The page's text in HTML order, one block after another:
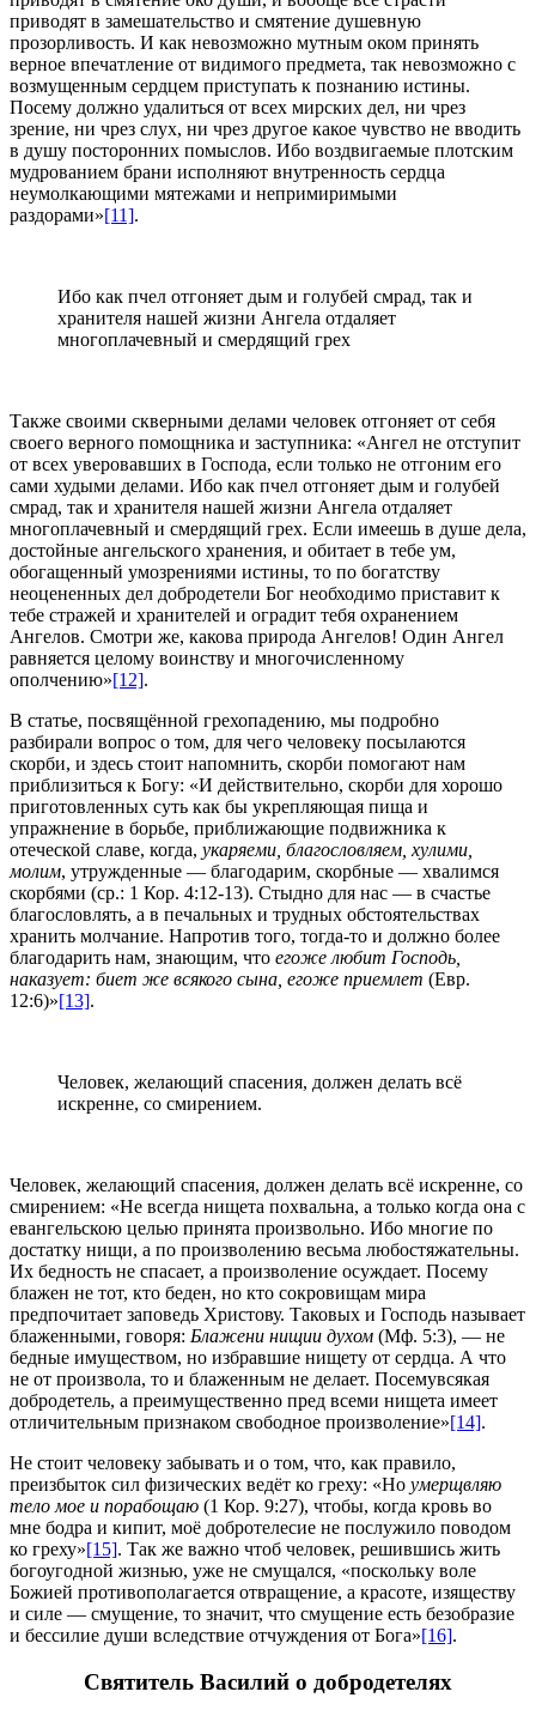
приводят в замешательство и смятение душевную
прозорливость. И как невозможно мутным оком принять
верное впечатление от видимого предмета, так невозможно с
возмущенным сердцем приступать к познанию истины.
Посему должно удалиться от всех мирских дел, ни чрез
зрение, ни чрез слух, ни чрез другое какое чувство не вводить
в душу посторонних помыслов. Ибо воздвигаемые плотским
мудрованием брани исполняют внутренность сердца
неумолкающими мятежами и непримиримыми
раздорами»[11].
Ибо как пчел отгоняет дым и голубей смрад, так и
хранителя нашей жизни Ангела отдаляет
многоплачевный и смердящий грех
Также своими скверными делами человек отгоняет от себя
своего верного помощника и заступника: «Ангел не отступит
от всех уверовавших в Господа, если только не отгоним его
сами худыми делами. Ибо как пчел отгоняет дым и голубей
смрад, так и хранителя нашей жизни Ангела отдаляет
многоплачевный и смердящий грех. Если имеешь в душе дела,
достойные ангельского хранения, и обитает в тебе ум,
обогащенный умозрениями истины, то по богатству
неоцененных дел добродетели Бог необходимо приставит к
тебе стражей и хранителей и оградит тебя охранением
Ангелов. Смотри же, какова природа Ангелов! Один Ангел
равняется целому воинству и многочисленному
ополчению»[12].
В статье, посвящённой грехопадению, мы подробно
разбирали вопрос о том, для чего человеку посылаются
скорби, и здесь стоит напомнить, скорби помогают нам
приблизиться к Богу: «И действительно, скорби для хорошо
приготовленных суть как бы укрепляющая пища и
упражнение в борьбе, приближающие подвижника к
отеческой славе, когда, укаряеми, благословляем, хулими,
молим, утружденные — благодарим, скорбные — хвалимся
скорбями (ср.: 1 Кор. 4:12-13). Стыдно для нас — в счастье
благословлять, а в печальных и трудных обстоятельствах
хранить молчание. Напротив того, тогда-то и должно более
благодарить нам, знающим, что егоже любит Господь,
наказует: биет же всякого сына, егоже приемлет (Евр.
12:6)»[13].
Человек, желающий спасения, должен делать всё
искренне, со смирением.
Человек, желающий спасения, должен делать всё искренне, со
смирением: «Не всегда нищета похвальна, а только когда она с
евангельскою целью принята произвольно. Ибо многие по
достатку нищи, а по произволению весьма любостяжательны.
Их бедность не спасает, а произволение осуждает. Посему
блажен не тот, кто беден, но кто сокровищам мира
предпочитает заповедь Христову. Таковых и Господь называет
блаженными, говоря: Блажени нищии духом (Мф. 5:3), — не
бедные имуществом, но избравшие нищету от сердца. А что
не от произвола, то и блаженным не делает. Посемувсякая
добродетель, а преимущественно пред всеми нищета имеет
отличительным признаком свободное произволение»[14].
Не стоит человеку забывать и о том, что, как правило,
преизбыток сил физических ведёт ко греху: «Но умерщвляю
тело мое и порабощаю (1 Кор. 9:27), чтобы, когда кровь во
мне бодра и кипит, моё добротелесие не послужило поводом
ко греху»[15]. Так же важно чтоб человек, решившись жить
богоугодной жизнью, уже не смущался, «поскольку воле
Божией противополагается отвращение, а красоте, изяществу
и силе — смущение, то значит, что смущение есть безобразие
и бессилие души вследствие отчуждения от Бога»[16].
Святитель Василий о добродетелях